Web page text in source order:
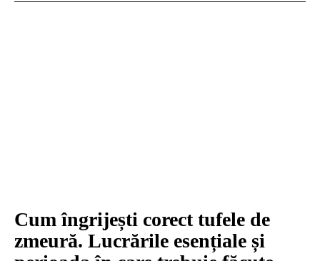
Cum îngrijești corect tufele de
zmeură. Lucrările esențiale și